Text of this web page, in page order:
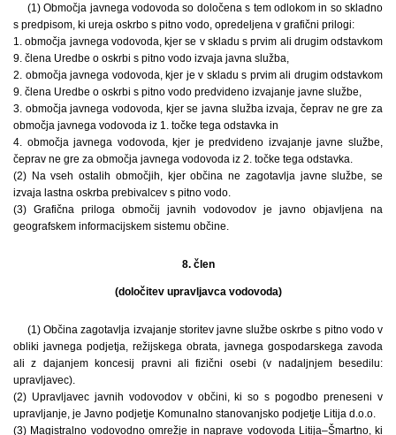
(1) Območja javnega vodovoda so določena s tem odlokom in so skladno
s predpisom, ki ureja oskrbo s pitno vodo, opredeljena v grafični prilogi:
1. območja javnega vodovoda, kjer se v skladu s prvim ali drugim odstavkom
9. člena Uredbe o oskrbi s pitno vodo izvaja javna služba,
2. območja javnega vodovoda, kjer je v skladu s prvim ali drugim odstavkom
9. člena Uredbe o oskrbi s pitno vodo predvideno izvajanje javne službe,
3. območja javnega vodovoda, kjer se javna služba izvaja, čeprav ne gre za
območja javnega vodovoda iz 1. točke tega odstavka in
4. območja javnega vodovoda, kjer je predvideno izvajanje javne službe,
čeprav ne gre za območja javnega vodovoda iz 2. točke tega odstavka.
(2) Na vseh ostalih območjih, kjer občina ne zagotavlja javne službe, se
izvaja lastna oskrba prebivalcev s pitno vodo.
(3) Grafična priloga območij javnih vodovodov je javno objavljena na
geografskem informacijskem sistemu občine.
8. člen
(določitev upravljavca vodovoda)
(1) Občina zagotavlja izvajanje storitev javne službe oskrbe s pitno vodo v
obliki javnega podjetja, režijskega obrata, javnega gospodarskega zavoda
ali z dajanjem koncesij pravni ali fizični osebi (v nadaljnjem besedilu:
upravljavec).
(2) Upravljavec javnih vodovodov v občini, ki so s pogodbo preneseni v
upravljanje, je Javno podjetje Komunalno stanovanjsko podjetje Litija d.o.o.
(3) Magistralno vodovodno omrežje in naprave vodovoda Litija–Šmartno, ki